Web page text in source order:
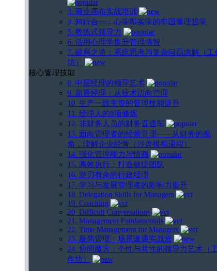
3. 商业画布实战培训
4. 知行合一：心学即实学的中国管理哲学
5. 教练式领导力
6. 活用心理学提升管理情智
7. 破局之道：系统思考与复杂问题求解（工
坊）
核心管理技能
8. 中层经理的领导艺术
9. 新晋经理：从技术迈向管理
10. 生产一线主管的管理技能提升
11. 经理人的8项修炼
12. 非财务人员的财务直通车
13. 面向管理者的经营管理——从财务的视
角，理解企业经营（沙盘模拟课程）
14. 强化管理能力与情商
15. 高效执行：打造敏捷团队
16. 游刃有余的行政经理
17. 学习与发展管理者的影响力提升
18. Delegation Skills for Managers
19. Coaching
20. Difficult Conversations
21. Management Fundamentals
22. Time Management for Managers
23. 极简管理：场景速通实战营
24. 协同魔方：个性与共性的领导力艺术（
作坊）